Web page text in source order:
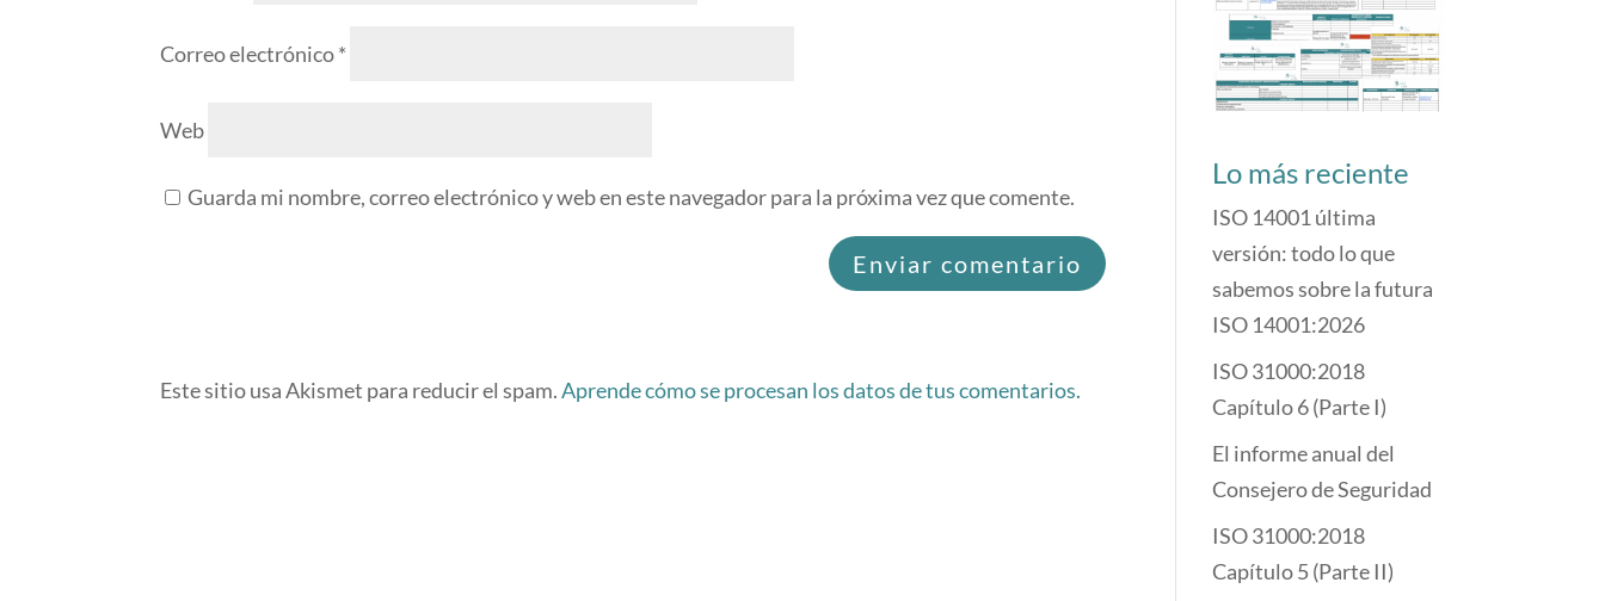
Correo electrónico*
Web
Guarda mi nombre, correo electrónico y web en este navegador para la próxima vez que comente.
Este sitio usa Akismet para reducir el spam.Aprende cómo se procesan los datos de tus comentarios.
Lo más reciente
ISO 14001 última
versión: todo lo que
sabemos sobre la futura
ISO 14001:2026
ISO 31000:2018
Capítulo 6 (Parte I)
El informe anual del
Consejero de Seguridad
ISO 31000:2018
Capítulo 5 (Parte II)